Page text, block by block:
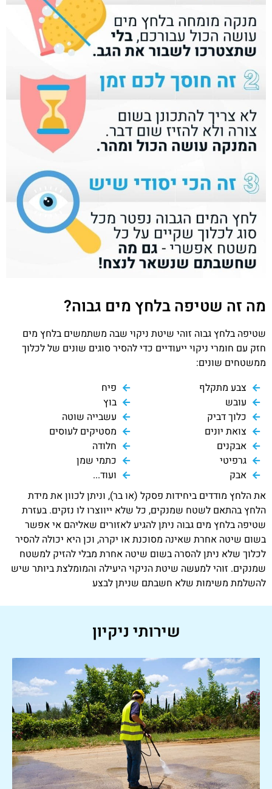
מה זה שטיפה בלחץ מים גבוה?
שטיפה בלחץ גבוה זוהי שיטת ניקוי שבה משתמשים בלחץ מים
חזק עם חומרי ניקוי ייעודיים כדי להסיר סוגים שונים של לכלוך
ממשטחים שונים:
צבע מתקלף
עובש
כלוך דביק
צואת יונים
אבקנים
גרפיטי
אבק
פיח
בוץ
עשבייה שוטה
מסטיקים לעוסים
חלודה
כתמי שמן
ועוד...
את הלחץ מודדים ביחידות פסקל (או בר), וניתן לכוון את מידת
הלחץ בהתאם לשטח שמנקים, כל שלא ייווצרו לו נזקים. בעזרת
שטיפה בלחץ מים גבוה ניתן להגיע לאזורים שאליהם אי אפשר
בשום שיטה אחרת שאינה מסוכנת או יקרה, וכן היא יכולה להסיר
לכלוך שלא ניתן להסרה בשום שיטה אחרת מבלי להזיק למשטח
שמנקים. זוהי למעשה שיטת הניקוי היעילה והמומלצת ביותר שיש
להשלמת משימות שלא חשבתם שניתן לבצע
שירותי ניקיון